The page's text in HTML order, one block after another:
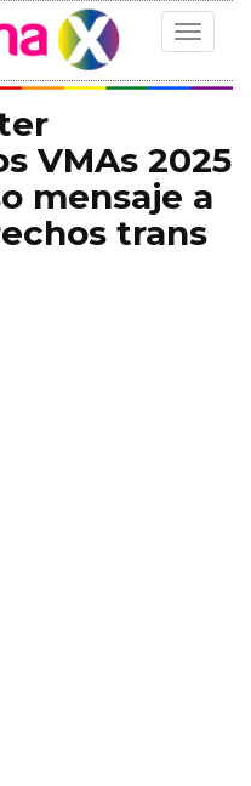
Toggle
VMAs 2025
mensaje a
trans